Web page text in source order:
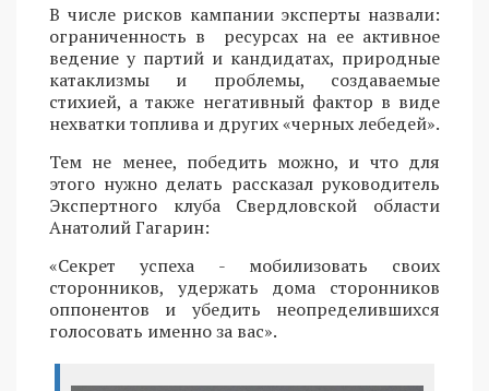
В числе рисков кампании эксперты назвали:
ограниченность в ресурсах на ее активное
ведение у партий и кандидатах, природные
катаклизмы и проблемы, создаваемые
стихией, а также негативный фактор в виде
нехватки топлива и других «черных лебедей».
Тем не менее, победить можно, и что для
этого нужно делать рассказал руководитель
Экспертного клуба Свердловской области
Анатолий Гагарин:
«Секрет успеха - мобилизовать своих
сторонников, удержать дома сторонников
оппонентов и убедить неопределившихся
голосовать именно за вас».